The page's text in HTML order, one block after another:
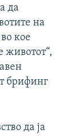
да
на
кое
животот“,
брифинг
да ја